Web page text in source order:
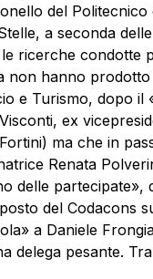
del
a seconda
ricerche condotte
non hanno
e Turismo, dopo il
ex
ma che in
Renata
delle partecipate»,
del Codacons
a Daniele
delega pesante.